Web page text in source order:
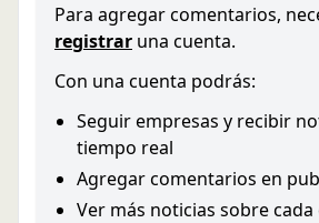
Para agregar comentarios,
registrar una cuenta.
Con una cuenta podrás:
Seguir empresas y recibir
tiempo real
Agregar comentarios en
Ver más noticias sobre cada